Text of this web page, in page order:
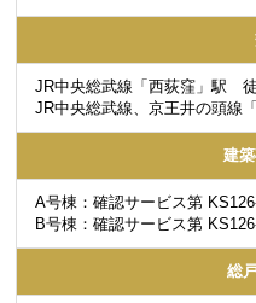
JR中央総武線「西荻窪」駅
JR中央総武線、京王井の頭線
建
A号棟：確認サービス第
B号棟：確認サービス第
総